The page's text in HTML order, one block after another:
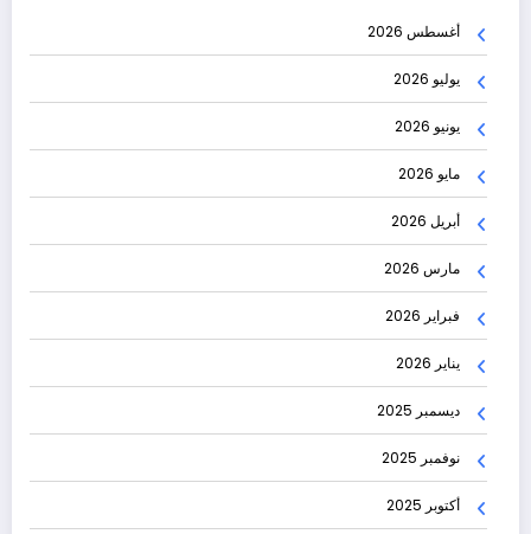
أغسطس 2026
يوليو 2026
يونيو 2026
مايو 2026
أبريل 2026
مارس 2026
فبراير 2026
يناير 2026
ديسمبر 2025
نوفمبر 2025
أكتوبر 2025